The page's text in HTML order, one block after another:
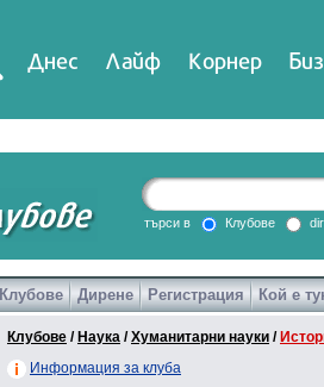
Днес Лайф Корнер
DirTV Impressio
Games
търси в Клубове
Клубове Дирене Регистрация Кой е
Клубове / Наука /Хуманитарни науки /
Информация за клуба